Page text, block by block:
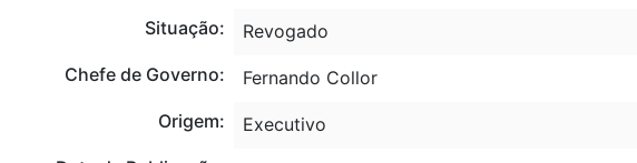
Situação:
Revogado
Chefe de Governo:
Fernando Collor
Origem:
Executivo